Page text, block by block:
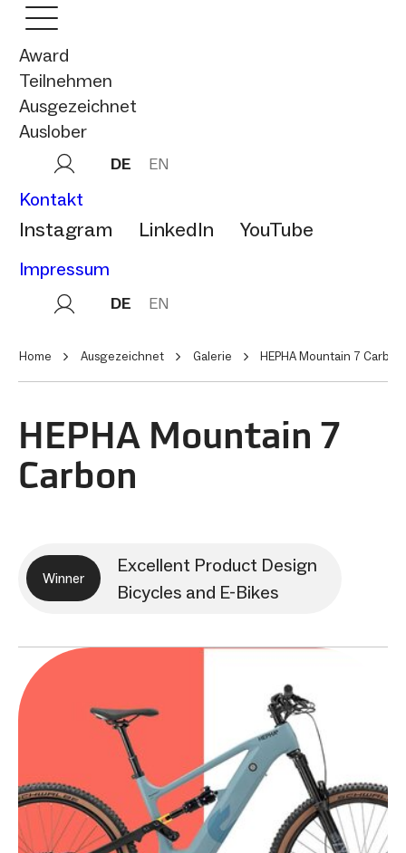
Award
Teilnehmen
Ausgezeichnet
Auslober
DE EN
Kontakt
Instagram LinkedIn YouTube
Impressum
DE EN
Home Ausgezeichnet Galerie HEPHA Mountain 7 Carbon
HEPHA Mountain 7
Carbon
Winner
Excellent Product Design
Bicycles and E-Bikes